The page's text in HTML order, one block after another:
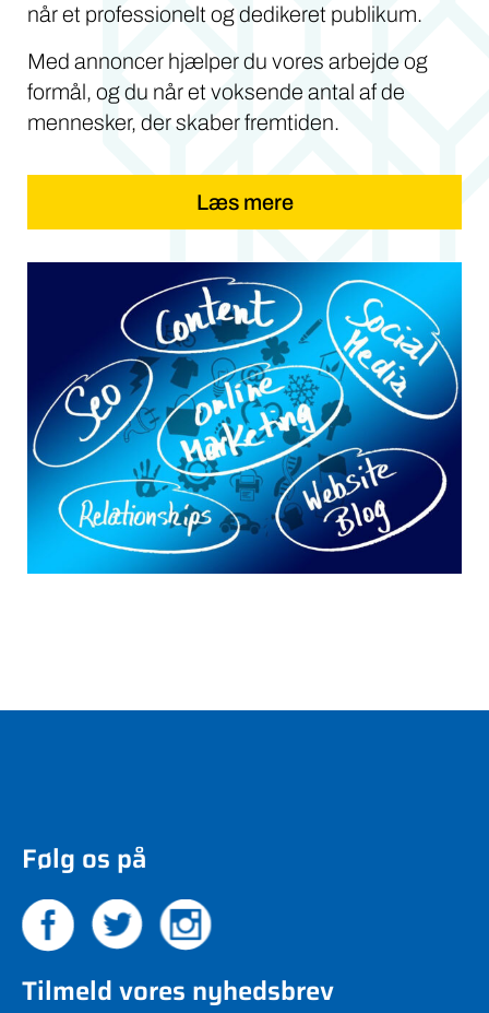
når et professionelt og dedikeret publikum.
Med annoncer hjælper du vores arbejde og
formål, og du når et voksende antal af de
mennesker, der skaber fremtiden.
Læs mere
Følg os på
Tilmeld vores nyhedsbrev